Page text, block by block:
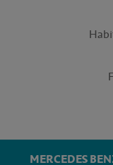
MERCEDES